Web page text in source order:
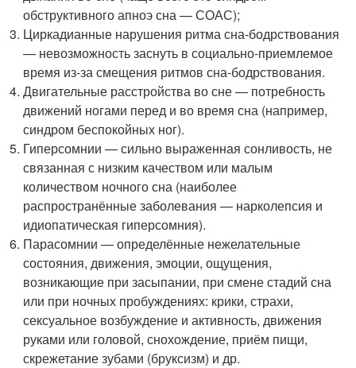
обструктивного апноэ сна — СОАС);
Циркадианные нарушения ритма сна-бодрствования
— невозможность заснуть в социально-приемлемое
время из-за смещения ритмов сна-бодрствования.
Двигательные расстройства во сне — потребность
движений ногами перед и во время сна (например,
синдром беспокойных ног).
Гиперсомнии — сильно выраженная сонливость, не
связанная с низким качеством или малым
количеством ночного сна (наиболее
распространённые заболевания — нарколепсия и
идиопатическая гиперсомния).
Парасомнии — определённые нежелательные
состояния, движения, эмоции, ощущения,
возникающие при засыпании, при смене стадий сна
или при ночных пробуждениях: крики, страхи,
сексуальное возбуждение и активность, движения
руками или головой, снохождение, приём пищи,
скрежетание зубами (бруксизм) и др.